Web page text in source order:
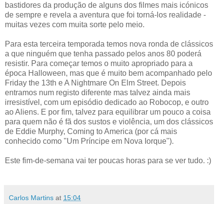
bastidores da produção de alguns dos filmes mais icónicos
de sempre e revela a aventura que foi torná-los realidade -
muitas vezes com muita sorte pelo meio.
Para esta terceira temporada temos nova ronda de clássicos
a que ninguém que tenha passado pelos anos 80 poderá
resistir. Para começar temos o muito apropriado para a
época Halloween, mas que é muito bem acompanhado pelo
Friday the 13th e A Nightmare On Elm Street. Depois
entramos num registo diferente mas talvez ainda mais
irresistível, com um episódio dedicado ao Robocop, e outro
ao Aliens. E por fim, talvez para equilibrar um pouco a coisa
para quem não é fã dos sustos e violência, um dos clássicos
de Eddie Murphy, Coming to America (por cá mais
conhecido como "Um Príncipe em Nova Iorque").
Este fim-de-semana vai ter poucas horas para se ver tudo. :)
Carlos Martins at 15:04